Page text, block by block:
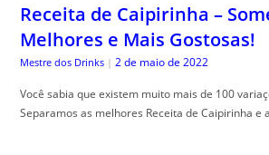
Receita de Caipirinha –
Melhores e Mais Gostosas!
Mestre dos Drinks | 2 de maio de 2022
Você sabia que existem muito mais de 100
Separamos as melhores Receita de Caipirinha e